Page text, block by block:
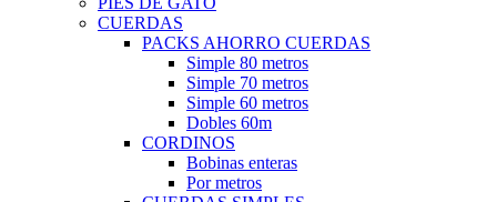
CUERDAS
PACKS AHORRO CUERDAS
Simple 80 metros
Simple 70 metros
Simple 60 metros
Dobles 60m
CORDINOS
Bobinas enteras
Por metros